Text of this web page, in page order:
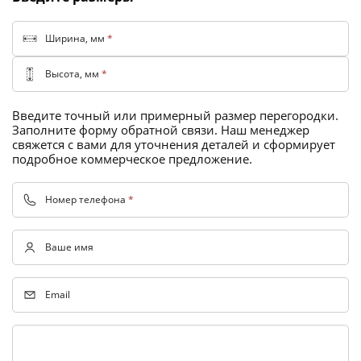
Торговые перегородки
Ширина, мм *
Высота, мм *
Введите точный или примерный размер перегородки.
Заполните форму обратной связи. Наш менеджер
свяжется с вами для уточнения деталей и сформирует
подробное коммерческое предложение.
Номер телефона *
Ваше имя
Email